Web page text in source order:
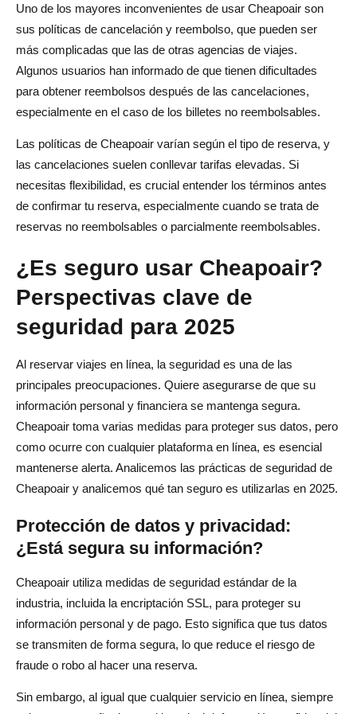
Uno de los mayores inconvenientes de usar Cheapoair son
sus políticas de cancelación y reembolso, que pueden ser
más complicadas que las de otras agencias de viajes.
Algunos usuarios han informado de que tienen dificultades
para obtener reembolsos después de las cancelaciones,
especialmente en el caso de los billetes no reembolsables.
Las políticas de Cheapoair varían según el tipo de reserva, y
las cancelaciones suelen conllevar tarifas elevadas. Si
necesitas flexibilidad, es crucial entender los términos antes
de confirmar tu reserva, especialmente cuando se trata de
reservas no reembolsables o parcialmente reembolsables.
¿Es seguro usar Cheapoair?
Perspectivas clave de
seguridad para 2025
Al reservar viajes en línea, la seguridad es una de las
principales preocupaciones. Quiere asegurarse de que su
información personal y financiera se mantenga segura.
Cheapoair toma varias medidas para proteger sus datos, pero
como ocurre con cualquier plataforma en línea, es esencial
mantenerse alerta. Analicemos las prácticas de seguridad de
Cheapoair y analicemos qué tan seguro es utilizarlas en 2025.
Protección de datos y privacidad:
¿Está segura su información?
Cheapoair utiliza medidas de seguridad estándar de la
industria, incluida la encriptación SSL, para proteger su
información personal y de pago. Esto significa que tus datos
se transmiten de forma segura, lo que reduce el riesgo de
fraude o robo al hacer una reserva.
Sin embargo, al igual que cualquier servicio en línea, siempre